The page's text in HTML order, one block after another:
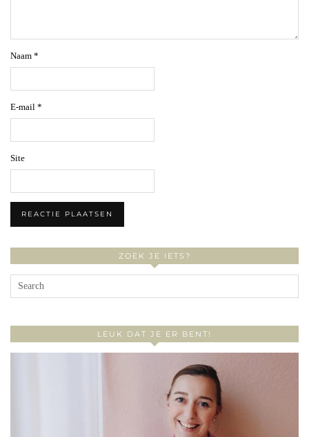
Naam *
E-mail *
Site
ZOEK JE IETS?
LEUK DAT JE ER BENT!